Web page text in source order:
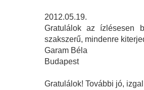
2012.05.19.
Gratulálok az ízlésesen
szakszerű, mindenre
Garam Béla
Budapest
Gratulálok! További jó,